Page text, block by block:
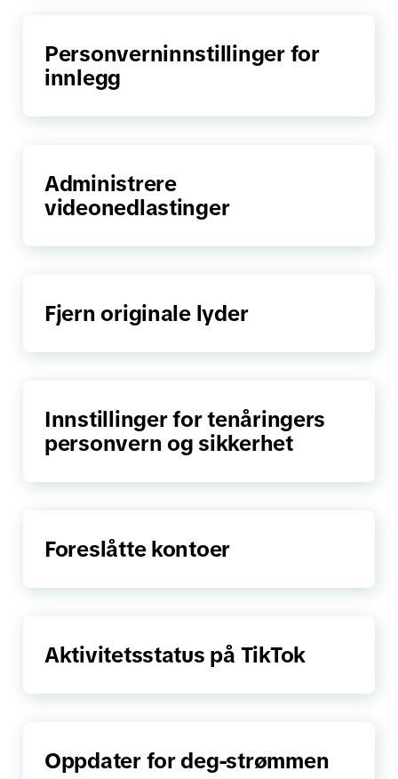
Personverninnstillinger for
innlegg
Administrere
videonedlastinger
Fjern originale lyder
Innstillinger for tenåringers
personvern og sikkerhet
Foreslåtte kontoer
Aktivitetsstatus på TikTok
Oppdater for deg-strømmen